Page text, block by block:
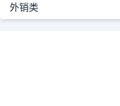
外销类